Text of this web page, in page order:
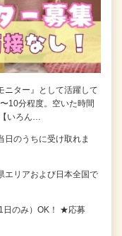
ニター』として活躍して
10分程度。空いた時間
いろん…
のうちに受け取れま
リアおよび日本全国で
日のみ）OK！ ★応募